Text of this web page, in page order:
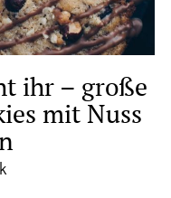
ihr – große
mit Nuss